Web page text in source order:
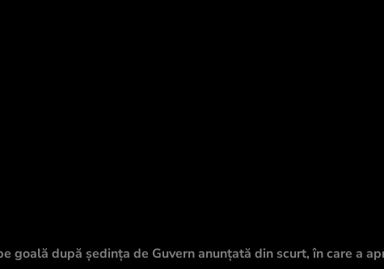
goală după ședința de Guvern anunțată din scurt, în care a